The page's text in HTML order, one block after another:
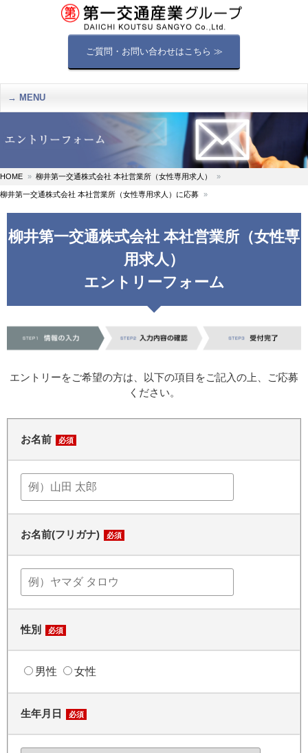
ご質問・お問い合わせはこちら ≫
MENU
HOME 柳井第一交通株式会社 本社営業所（女性専用求人）
柳井第一交通株式会社 本社営業所（女性専用求人）に応募
柳井第一交通株式会社 本社営業所（女性専
用求人）
エントリーフォーム
エントリーをご希望の方は、以下の項目をご記入の上、ご応募
ください。
お名前 必須
お名前(フリガナ) 必須
性別 必須
男性 女性
生年月日 必須